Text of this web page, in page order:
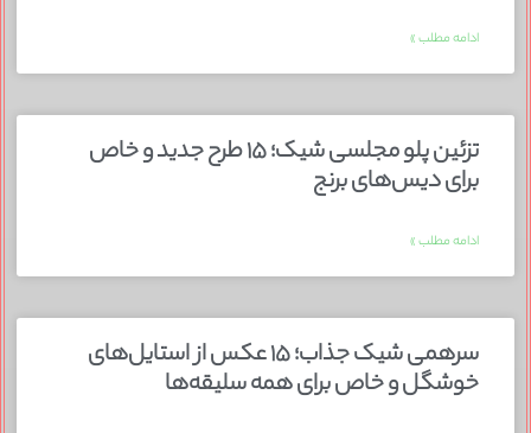
ادامه مطلب »
تزئین پلو مجلسی شیک؛ ۱۵ طرح جدید و خاص
برای دیس‌های برنج
ادامه مطلب »
سرهمی شیک جذاب؛ ۱۵ عکس از استایل‌های
خوشگل و خاص برای همه سلیقه‌ها